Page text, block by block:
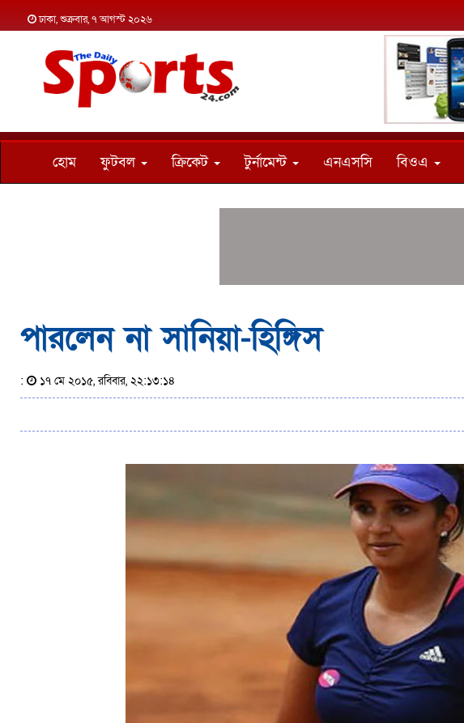
ঢাকা, শুক্রবার, ৭ আগস্ট ২০২৬
হোম ফুটবল ক্রিকেট টুর্নামেন্ট এনএসসি বিওএ
পারলেন না সানিয়া-হিঙ্গিস
: ১৭ মে ২০১৫, রবিবার, ২২:১৩:১৪